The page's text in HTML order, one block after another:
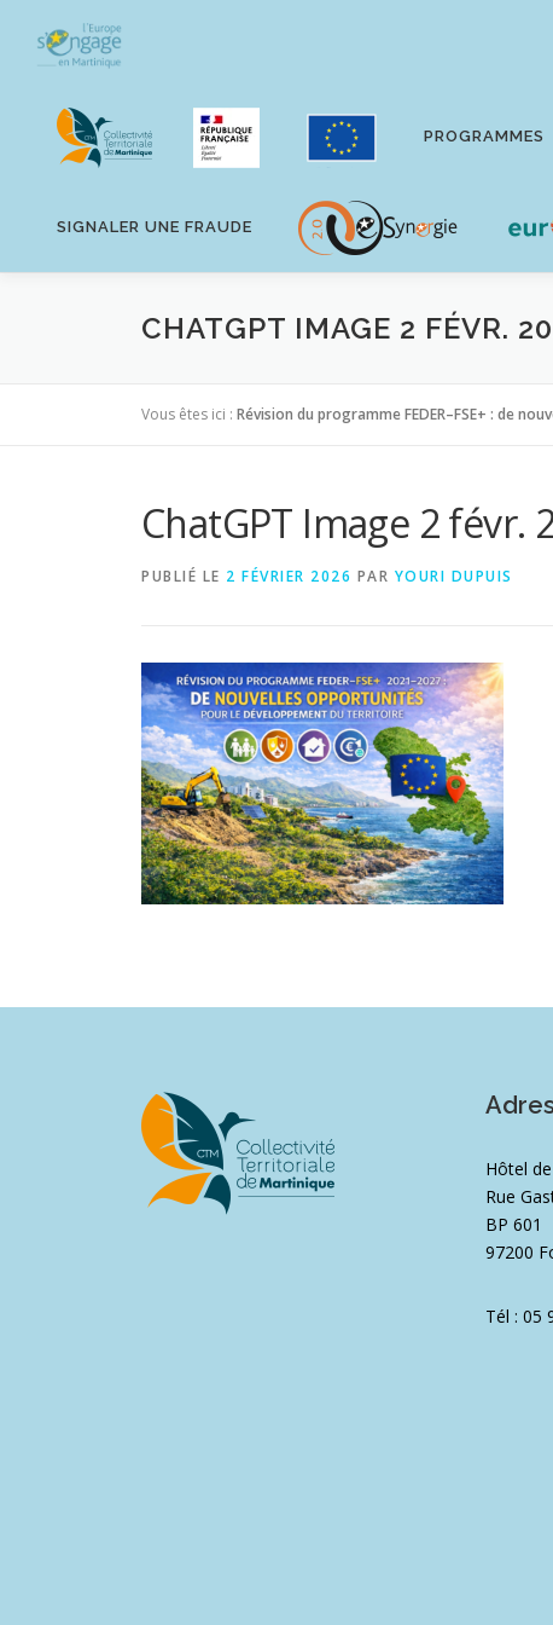
contenu
PROGRAMMES
SIGNALER UNE FRAUDE
CHATGPT IMAGE 2 FÉVR.
Vous êtes ici : Révision du programme FEDER–FSE+ : de
ChatGPT Image 2 févr.
PUBLIÉ LE 2 FÉVRIER 2026 PAR YOURI DUPUIS
Hôtel
Rue
BP 601
97200
Tél : 05